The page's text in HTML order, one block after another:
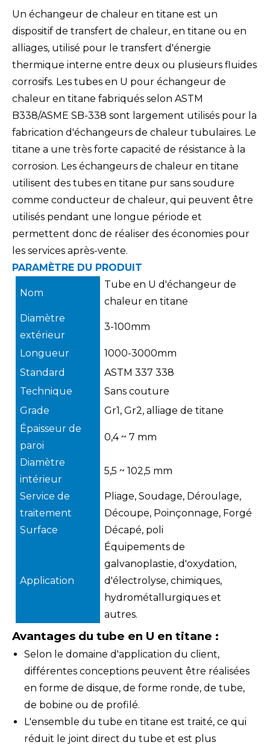
Un échangeur de chaleur en titane est un
dispositif de transfert de chaleur, en titane ou en
alliages, utilisé pour le transfert d'énergie
thermique interne entre deux ou plusieurs fluides
corrosifs. Les tubes en U pour échangeur de
chaleur en titane fabriqués selon ASTM
B338/ASME SB-338 sont largement utilisés pour la
fabrication d'échangeurs de chaleur tubulaires. Le
titane a une très forte capacité de résistance à la
corrosion. Les échangeurs de chaleur en titane
utilisent des tubes en titane pur sans soudure
comme conducteur de chaleur, qui peuvent être
utilisés pendant une longue période et
permettent donc de réaliser des économies pour
les services après-vente.
PARAMÈTRE DU PRODUIT
Nom
Tube en U d'échangeur de
chaleur en titane
Diamètre
extérieur
3-100mm
Longueur
1000-3000mm
Standard
ASTM 337 338
Technique
Sans couture
Grade
Gr1, Gr2, alliage de titane
Épaisseur de
paroi
0,4 ~ 7 mm
Diamètre
intérieur
5,5 ~ 102,5 mm
Service de
traitement
Pliage, Soudage, Déroulage,
Découpe, Poinçonnage, Forgé
Surface
Décapé, poli
Application
Équipements de
galvanoplastie, d'oxydation,
d'électrolyse, chimiques,
hydrométallurgiques et
autres.
Avantages du tube en U en titane :
Selon le domaine d'application du client,
différentes conceptions peuvent être réalisées
en forme de disque, de forme ronde, de tube,
de bobine ou de profilé.
L'ensemble du tube en titane est traité, ce qui
réduit le joint direct du tube et est plus